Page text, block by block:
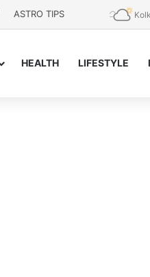
ASTRO TIPS
HEALTH LIFESTYLE